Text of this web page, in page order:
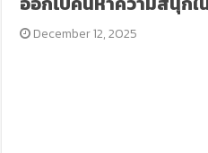
December 12, 2025